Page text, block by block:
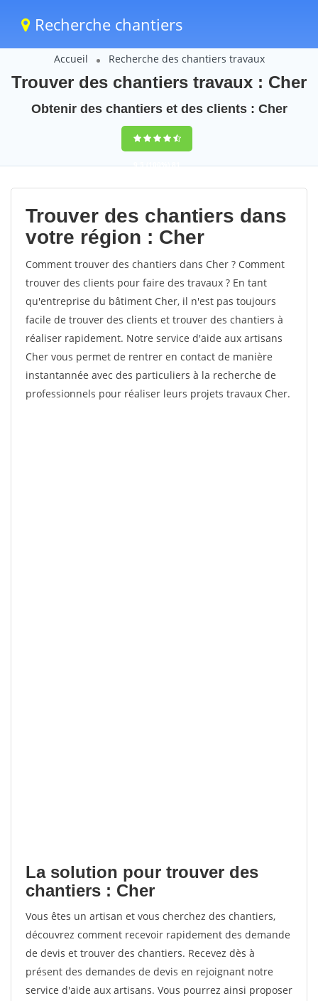
Recherche chantiers
Accueil Recherche des chantiers travaux
Trouver des chantiers travaux : Cher
Obtenir des chantiers et des clients : Cher
9,5(100%)81
votes
Trouver des chantiers dans
votre région : Cher
Comment trouver des chantiers dans Cher ? Comment
trouver des clients pour faire des travaux ? En tant
qu'entreprise du bâtiment Cher, il n'est pas toujours
facile de trouver des clients et trouver des chantiers à
réaliser rapidement. Notre service d'aide aux artisans
Cher vous permet de rentrer en contact de manière
instantannée avec des particuliers à la recherche de
professionnels pour réaliser leurs projets travaux Cher.
La solution pour trouver des
chantiers : Cher
Vous êtes un artisan et vous cherchez des chantiers,
découvrez comment recevoir rapidement des demande
de devis et trouver des chantiers. Recevez dès à
présent des demandes de devis en rejoignant notre
service d'aide aux artisans. Vous pourrez ainsi proposer